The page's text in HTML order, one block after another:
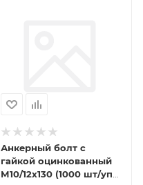
Анкерный болт с
гайкой оцинкованный
М10/12x130 (1000 шт/уп)